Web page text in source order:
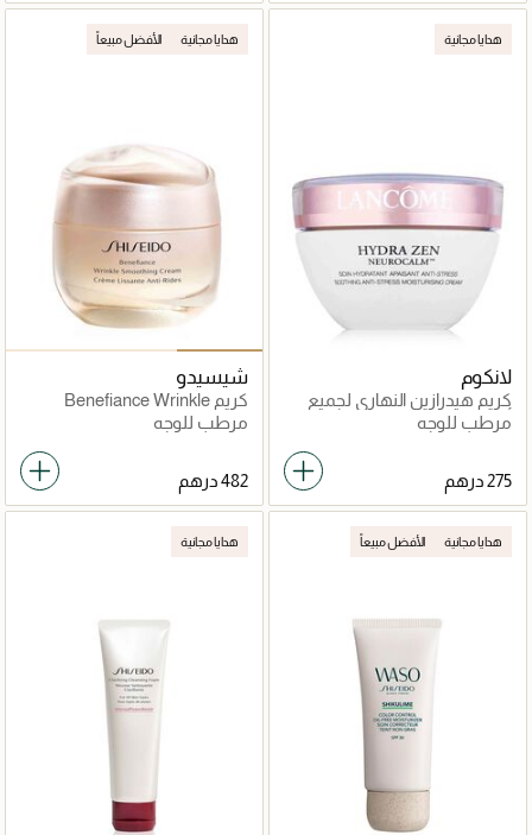
هدايا مجانية
لانكوم
كريم هيدرازين النهاري لجميع
أنواع البشرة
مرطب للوجه
هدايا مجانية الأفضل مبيعاً
شيسيدو
كريم Benefiance Wrinkle
Smoothing Cream
مرطب للوجه
هدايا مجانية الأفضل مبيعاً هدايا مجانية